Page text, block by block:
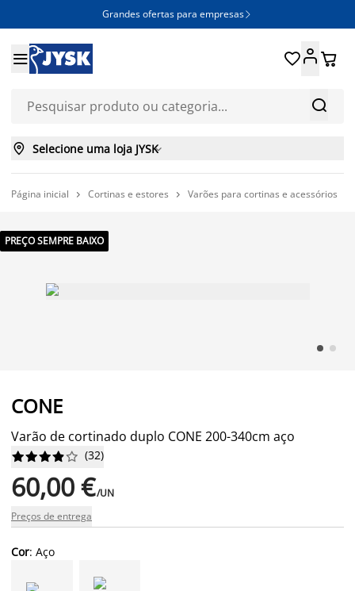
Grandes ofertas para empresas 


 
 Selecione uma loja JYSK
Página inicial  Cortinas e estores  Varões para cortinas e acessórios
PREÇO SEMPRE BAIXO
CONE
Varão de cortinado duplo CONE 200-340cm aço





 (32)
60,00 €/UN
Preços de entrega
Cor: Aço